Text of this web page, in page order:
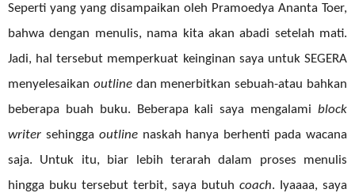
Seperti yang yang disampaikan oleh Pramoedya Ananta Toer,
bahwa dengan menulis, nama kita akan abadi setelah mati.
Jadi, hal tersebut memperkuat keinginan saya untuk SEGERA
menyelesaikan outlinedan menerbitkan sebuah-atau bahkan
beberapa buah buku. Beberapa kali saya mengalami block
writer sehingga outlinenaskah hanya berhenti pada wacana
saja. Untuk itu, biar lebih terarah dalam proses menulis
hingga buku tersebut terbit, saya butuh coach. Iyaaaa, saya